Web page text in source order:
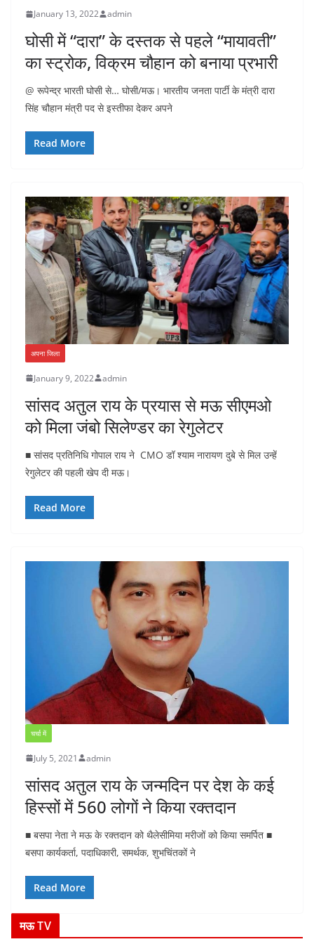
January 13, 2022 admin
घोसी में “दारा” के दस्तक से पहले “मायावती”
का स्ट्रोक, विक्रम चौहान को बनाया प्रभारी
@ रूपेन्द्र भारती घोसी से… घोसी/मऊ। भारतीय जनता पार्टी के मंत्री दारा
सिंह चौहान मंत्री पद से इस्तीफा देकर अपने
Read More
अपना जिला
January 9, 2022 admin
सांसद अतुल राय के प्रयास से मऊ सीएमओ
को मिला जंबो सिलेण्डर का रेगुलेटर
■ सांसद प्रतिनिधि गोपाल राय ने CMO डॉ श्याम नारायण दुबे से मिल उन्हें
रेगुलेटर की पहली खेप दी मऊ।
Read More
चर्चा में
July 5, 2021 admin
सांसद अतुल राय के जन्मदिन पर देश के कई
हिस्सों में 560 लोगों ने किया रक्तदान
■ बसपा नेता ने मऊ के रक्तदान को थैलेसीमिया मरीजों को किया समर्पित ■
बसपा कार्यकर्ता, पदाधिकारी, समर्थक, शुभचिंतकों ने
Read More
मऊ TV